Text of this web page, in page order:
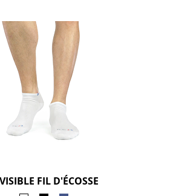
FIL D'ÉCOSSE